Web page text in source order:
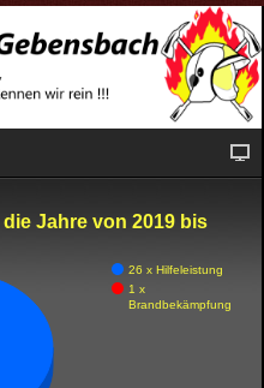
Jahre von 2019 bis
26 x Hilfeleistung
1 x
Brandbekämpfung